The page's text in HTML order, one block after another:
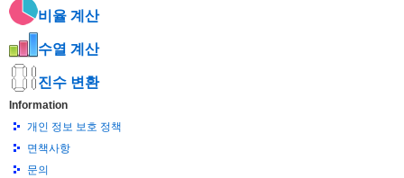
비율 계산
수열 계산
진수 변환
Information
개인 정보 보호 정책
면책사항
문의